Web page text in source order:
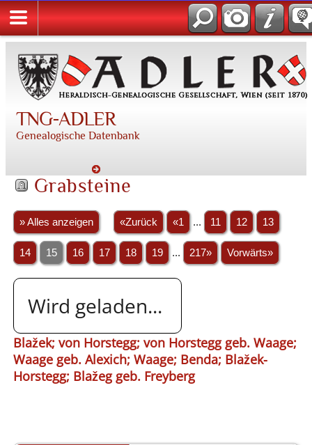
TNG-ADLER
Genealogische Datenbank
Grabsteine
» Alles anzeigen «Zurück «1 ... 11 12 13
14 15 16 17 18 19 ... 217» Vorwärts»
Wird geladen...
Blažek; von Horstegg; von Horstegg geb. Waage;
Waage geb. Alexich; Waage; Benda; Blažek-
Horstegg; Blažeg geb. Freyberg